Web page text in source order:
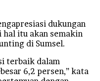
dukungan
itu akan semakin
di Sumsel.
terbaik dalam
6,2 persen,” kata